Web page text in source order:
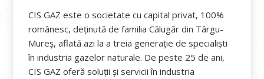
CIS GAZ este o societate cu capital privat, 100%
românesc, deținută de familia Călugăr din Târgu-
Mureș, aflată azi la a treia generație de specialiști
în industria gazelor naturale. De peste 25 de ani,
CIS GAZ oferă soluții și servicii în industria